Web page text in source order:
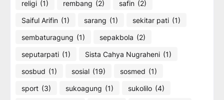
religi (1) rembang (2) safin (2)
Saiful Arifin (1) sarang (1) sekitar pati (1)
sembaturagung (1) sepakbola (2)
seputarpati (1) Sista Cahya Nugraheni (1)
sosbud (1) sosial (19) sosmed (1)
sport (3) sukoagung (1) sukolilo (4)